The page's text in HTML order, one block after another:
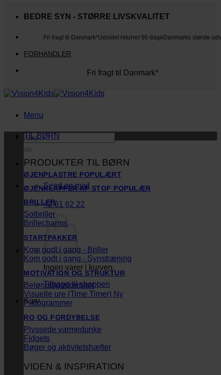
BEDRE SYN - STØRRE LIVSKVALITET
Fri fragt til Danmark*Udvidet returret 90 dage Danmarks største
FORHANDLER
Fri fragt til Danmark*
Menu
Søg
efter:
Send en mail
42 61 62 22
Ingen varer i kurven.
Tilbage til shoppen
Kurv
TIL BØRN
PRODUKTER TIL BØRN
ØJENPLASTRE
ØJENKLAPPER AF STOF
BRILLER
Solbriller
Brillecharms
STARTPAKKER
Kom godt i gang - Briller
Kom godt i gang - Synstræning
MOTIVATION OG STRUKTUR
Belønningsskemaer
Visuelle ure (Time Timer)
Piktogrammer
RO OG FORDYBELSE
Plyssede varmedunke
Fidgets
Bøger og aktivitetshæfter
VIDEN & INSPIRATION